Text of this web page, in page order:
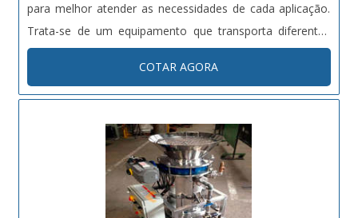
para melhor atender as necessidades de cada aplicação.
Trata-se de um equipamento que transporta diferentes
tipos de materiais, entre os quais areia, cimento, entre
outros. Ainda pode ser utilizado em ambientes diversos,
em indus....
COTAR AGORA